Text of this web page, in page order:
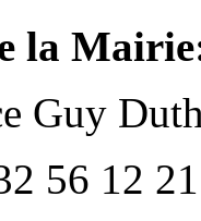
la
Guy
56 12 21